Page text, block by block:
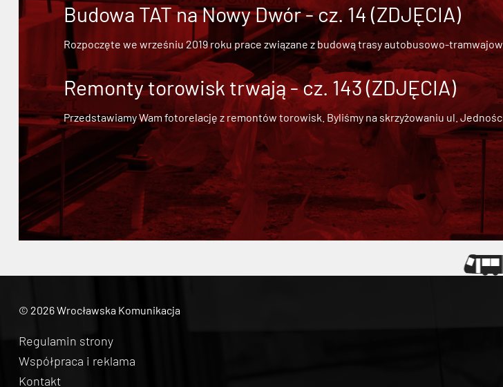
Budowa TAT na Nowy Dwór - cz. 14 (ZDJĘCIA)
Rozpoczęte we wrześniu 2019 roku prace związane zbudową trasy autobusowo-
Remonty torowisk trwają - cz. 143 (ZDJĘCIA)
Przedstawiamy Wam fotorelację z remontów torowisk. Byliśmy na skrzyżowaniu ul.
© 2026 Wrocławska Komunikacja
Regulamin strony
Współpraca i reklama
Kontakt